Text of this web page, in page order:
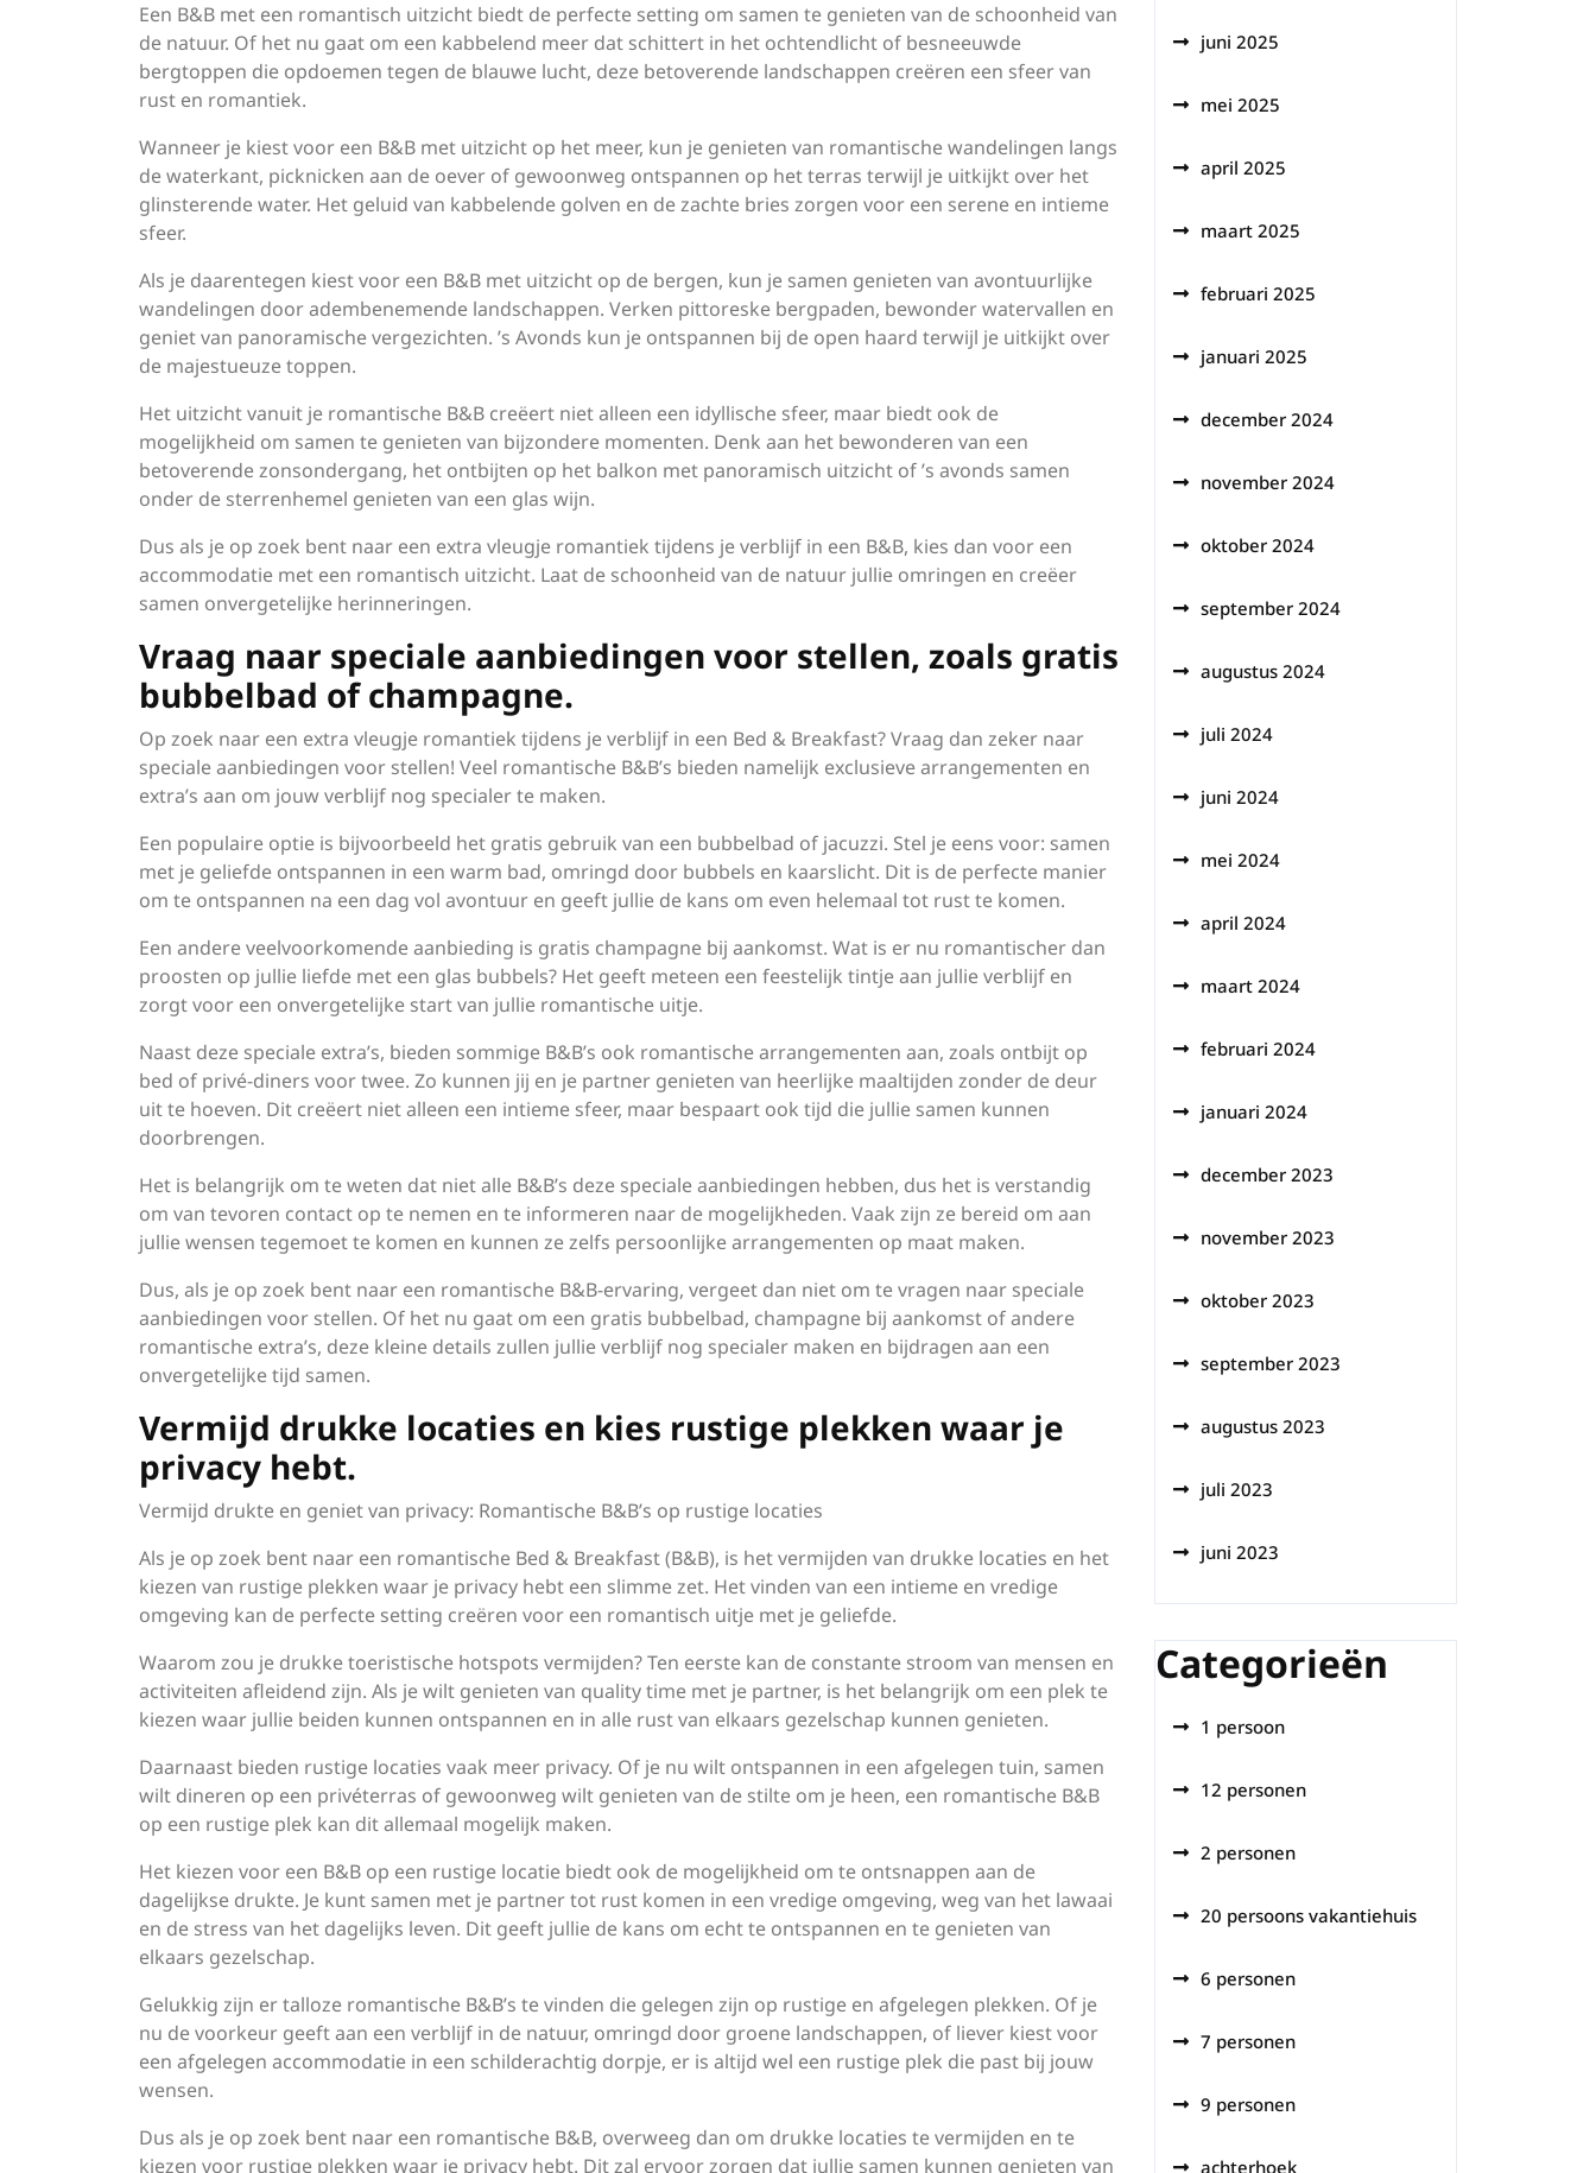
Een B&B met een romantisch uitzicht biedt de perfecte setting om samen te genieten van de schoonheid van
de natuur. Of het nu gaat om een kabbelend meer dat schittert in het ochtendlicht of besneeuwde
bergtoppen die opdoemen tegen de blauwe lucht, deze betoverende landschappen creëren een sfeer van
rust en romantiek.
Wanneer je kiest voor een B&B met uitzicht op het meer, kun je genieten van romantische wandelingen langs
de waterkant, picknicken aan de oever of gewoonweg ontspannen op het terras terwijl je uitkijkt over het
glinsterende water. Het geluid van kabbelende golven en de zachte bries zorgen voor een serene en intieme
sfeer.
Als je daarentegen kiest voor een B&B met uitzicht op de bergen, kun je samen genieten van avontuurlijke
wandelingen door adembenemende landschappen. Verken pittoreske bergpaden, bewonder watervallen en
geniet van panoramische vergezichten. ’s Avonds kun je ontspannen bij de open haard terwijl je uitkijkt over
de majestueuze toppen.
Het uitzicht vanuit je romantische B&B creëert niet alleen een idyllische sfeer, maar biedt ook de
mogelijkheid om samen te genieten van bijzondere momenten. Denk aan het bewonderen van een
betoverende zonsondergang, het ontbijten op het balkon met panoramisch uitzicht of ’s avonds samen
onder de sterrenhemel genieten van een glas wijn.
Dus als je op zoek bent naar een extra vleugje romantiek tijdens je verblijf in een B&B, kies dan voor een
accommodatie met een romantisch uitzicht. Laat de schoonheid van de natuur jullie omringen en creëer
samen onvergetelijke herinneringen.
Vraag naar speciale aanbiedingen voor stellen, zoals gratis
bubbelbad of champagne.
Op zoek naar een extra vleugje romantiek tijdens je verblijf in een Bed & Breakfast? Vraag dan zeker naar
speciale aanbiedingen voor stellen! Veel romantische B&B’s bieden namelijk exclusieve arrangementen en
extra’s aan om jouw verblijf nog specialer te maken.
Een populaire optie is bijvoorbeeld het gratis gebruik van een bubbelbad of jacuzzi. Stel je eens voor: samen
met je geliefde ontspannen in een warm bad, omringd door bubbels en kaarslicht. Dit is de perfecte manier
om te ontspannen na een dag vol avontuur en geeft jullie de kans om even helemaal tot rust te komen.
Een andere veelvoorkomende aanbieding is gratis champagne bij aankomst. Wat is er nu romantischer dan
proosten op jullie liefde met een glas bubbels? Het geeft meteen een feestelijk tintje aan jullie verblijf en
zorgt voor een onvergetelijke start van jullie romantische uitje.
Naast deze speciale extra’s, bieden sommige B&B’s ook romantische arrangementen aan, zoals ontbijt op
bed of privé-diners voor twee. Zo kunnen jij en je partner genieten van heerlijke maaltijden zonder de deur
uit te hoeven. Dit creëert niet alleen een intieme sfeer, maar bespaart ook tijd die jullie samen kunnen
doorbrengen.
Het is belangrijk om te weten dat niet alle B&B’s deze speciale aanbiedingen hebben, dus het is verstandig
om van tevoren contact op te nemen en te informeren naar de mogelijkheden. Vaak zijn ze bereid om aan
jullie wensen tegemoet te komen en kunnen ze zelfs persoonlijke arrangementen op maat maken.
Dus, als je op zoek bent naar een romantische B&B-ervaring, vergeet dan niet om te vragen naar speciale
aanbiedingen voor stellen. Of het nu gaat om een gratis bubbelbad, champagne bij aankomst of andere
romantische extra’s, deze kleine details zullen jullie verblijf nog specialer maken en bijdragen aan een
onvergetelijke tijd samen.
Vermijd drukke locaties en kies rustige plekken waar je
privacy hebt.
Vermijd drukte en geniet van privacy: Romantische B&B’s op rustige locaties
Als je op zoek bent naar een romantische Bed & Breakfast (B&B), is het vermijden van drukke locaties en het
kiezen van rustige plekken waar je privacy hebt een slimme zet. Het vinden van een intieme en vredige
omgeving kan de perfecte setting creëren voor een romantisch uitje met je geliefde.
Waarom zou je drukke toeristische hotspots vermijden? Ten eerste kan de constante stroom van mensen en
activiteiten afleidend zijn. Als je wilt genieten van quality time met je partner, is het belangrijk om een plek te
kiezen waar jullie beiden kunnen ontspannen en in alle rust van elkaars gezelschap kunnen genieten.
Daarnaast bieden rustige locaties vaak meer privacy. Of je nu wilt ontspannen in een afgelegen tuin, samen
wilt dineren op een privéterras of gewoonweg wilt genieten van de stilte om je heen, een romantische B&B
op een rustige plek kan dit allemaal mogelijk maken.
Het kiezen voor een B&B op een rustige locatie biedt ook de mogelijkheid om te ontsnappen aan de
dagelijkse drukte. Je kunt samen met je partner tot rust komen in een vredige omgeving, weg van het lawaai
en de stress van het dagelijks leven. Dit geeft jullie de kans om echt te ontspannen en te genieten van
elkaars gezelschap.
Gelukkig zijn er talloze romantische B&B’s te vinden die gelegen zijn op rustige en afgelegen plekken. Of je
nu de voorkeur geeft aan een verblijf in de natuur, omringd door groene landschappen, of liever kiest voor
een afgelegen accommodatie in een schilderachtig dorpje, er is altijd wel een rustige plek die past bij jouw
wensen.
Dus als je op zoek bent naar een romantische B&B, overweeg dan om drukke locaties te vermijden en te
kiezen voor rustige plekken waar je privacy hebt. Dit zal ervoor zorgen dat jullie samen kunnen genieten van
juni 2025
mei 2025
april 2025
maart 2025
februari 2025
januari 2025
december 2024
november 2024
oktober 2024
september 2024
augustus 2024
juli 2024
juni 2024
mei 2024
april 2024
maart 2024
februari 2024
januari 2024
december 2023
november 2023
oktober 2023
september 2023
augustus 2023
juli 2023
juni 2023
Categorieën
1 persoon
12 personen
2 personen
20 persoons vakantiehuis
6 personen
7 personen
9 personen
achterhoek